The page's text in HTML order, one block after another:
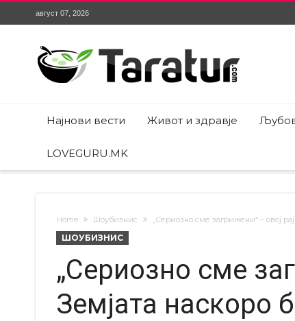
август 07, 2026
Најнови вести Живот и здравје
LOVEGURU.MK
Home Шоубизнис „Сериозно сме загрижени“ – овој
ШОУБИЗНИС
„Сериозно сме
Земјата наскоро